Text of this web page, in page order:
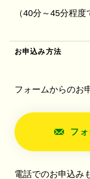
（40分～45分程度
お申込み方法
フォームからのお
フ
電話でのお申込み